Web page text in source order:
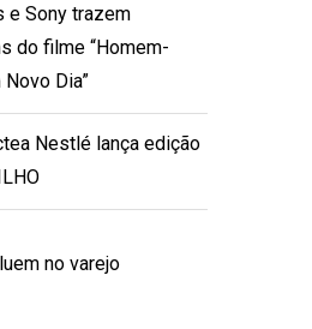
e Sony trazem
do filme “Homem-
Novo Dia”
Nestlé lança edição
no varejo